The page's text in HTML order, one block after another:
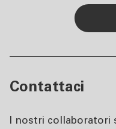
Contattaci
I nostri collaboratori